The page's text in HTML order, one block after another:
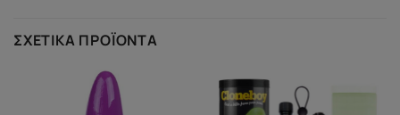
ΣΧΕΤΙΚΆ ΠΡΟΪΌΝΤΑ